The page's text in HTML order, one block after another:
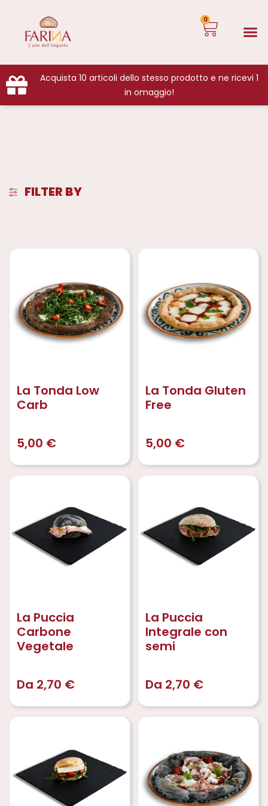
0
Acquista 10 articoli dello stesso prodotto e ne ricevi 1
in omaggio!
FILTER BY
La Tonda Low
Carb
5,00 €
La Tonda Gluten
Free
5,00 €
La Puccia
Carbone
Vegetale
Da 2,70 €
La Puccia
Integrale con
semi
Da 2,70 €